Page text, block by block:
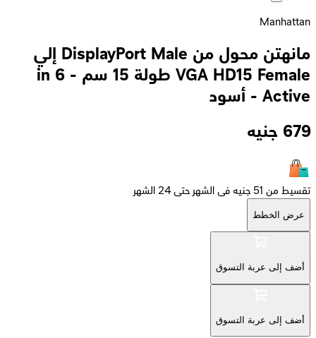
Manhattan
مانهتن محول من DisplayPort Male إلي
VGA HD15 Female طولة 15 سم - 6 in
Active - أسود
679 جنيه
تقسيط من 51 جنيه فى الشهر حتى 24 الشهر
عرض الخطط
أضف إلى عربة التسوق
أضف إلى عربة التسوق